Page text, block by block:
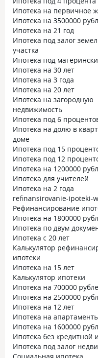
Ипотека на первичное
Ипотека на 3500000
Ипотека на 21 год
Ипотека под залог
участка
Ипотека под
Ипотека на 30 лет
Ипотека на 3 года
Ипотека на 20 лет
Ипотека на загородную
недвижимость
Ипотека под 6
Ипотека на долю в
доме
Ипотека под 15
Ипотека под 12
Ипотека на 1200000
Ипотека для учителей
Ипотека на 2 года
refinansirovanie-ipoteki-
Рефинансирование
Ипотека на 1800000
Ипотека по двум
Ипотека с 20 лет
Калькулятор
ипотеки
Ипотека на 15 лет
Калькулятор ипотеки
Ипотека на 700000
Ипотека на 2500000
Ипотека на 12 лет
Ипотека на
Ипотека на 1600000
Ипотека без кредитной
Ипотека под залог